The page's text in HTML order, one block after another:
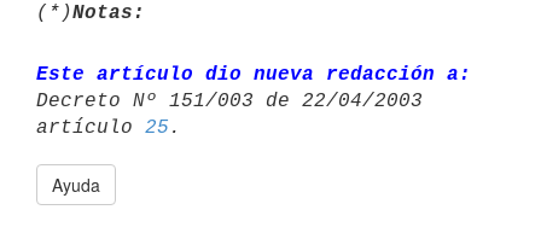
(*)Notas:
Este artículo dio nueva redacción a:
Decreto Nº 151/003 de 22/04/2003
artículo 25
Ayuda